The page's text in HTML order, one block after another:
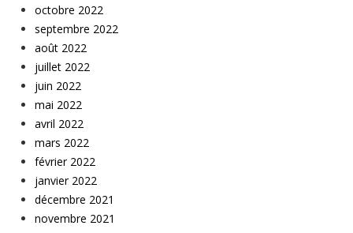
octobre 2022
septembre 2022
août 2022
juillet 2022
juin 2022
mai 2022
avril 2022
mars 2022
février 2022
janvier 2022
décembre 2021
novembre 2021